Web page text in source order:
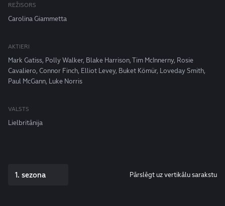
REŽISORS
Carolina Giammetta
AKTIERI
Mark Gatiss, Polly Walker, Blake Harrison, Tim McInnerny, Rosie
Cavaliero, Connor Finch, Elliot Levey, Buket Kömür, Loveday Smith,
Paul McGann, Luke Norris
VALSTS
Lielbritānija
1. sezona Pārslēgt uz vertikālu sarakstu